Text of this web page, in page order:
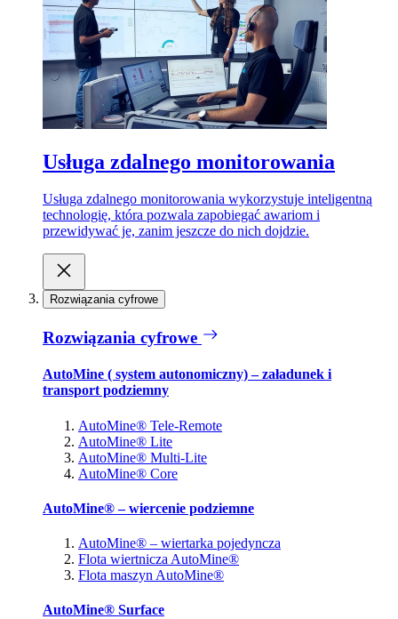
Usługa zdalnego monitorowania
Usługa zdalnego monitorowania wykorzystuje inteligentną
technologię, która pozwala zapobiegać awariom i
przewidywać je, zanim jeszcze do nich dojdzie.
Rozwiązania cyfrowe
Rozwiązania cyfrowe
AutoMine ( system autonomiczny) – załadunek i
transport podziemny
AutoMine® Tele-Remote
AutoMine® Lite
AutoMine® Multi-Lite
AutoMine® Core
AutoMine® – wiercenie podziemne
AutoMine® – wiertarka pojedyncza
Flota wiertnicza AutoMine®
Flota maszyn AutoMine®
AutoMine® Surface